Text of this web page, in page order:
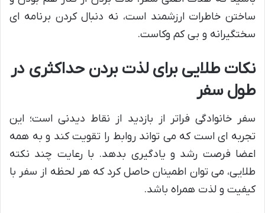
ساختن خاطرات ارزشمند است، نه دنبال کردن برنامه ای
سختگیرانه و بی کم وکاست.
نکات طلایی برای لذت بردن حداکثری در
طول سفر
سفر خانوادگی فراتر از بازدید از نقاط دیدنی است؛ این
تجربه ای است که می تواند روابط را تقویت کند و به همه
اعضا فرصت رشد و یادگیری بدهد. با رعایت چند نکته
طلایی، می توان اطمینان حاصل کرد که هر لحظه از سفر با
کیفیت و لذت همراه باشد.